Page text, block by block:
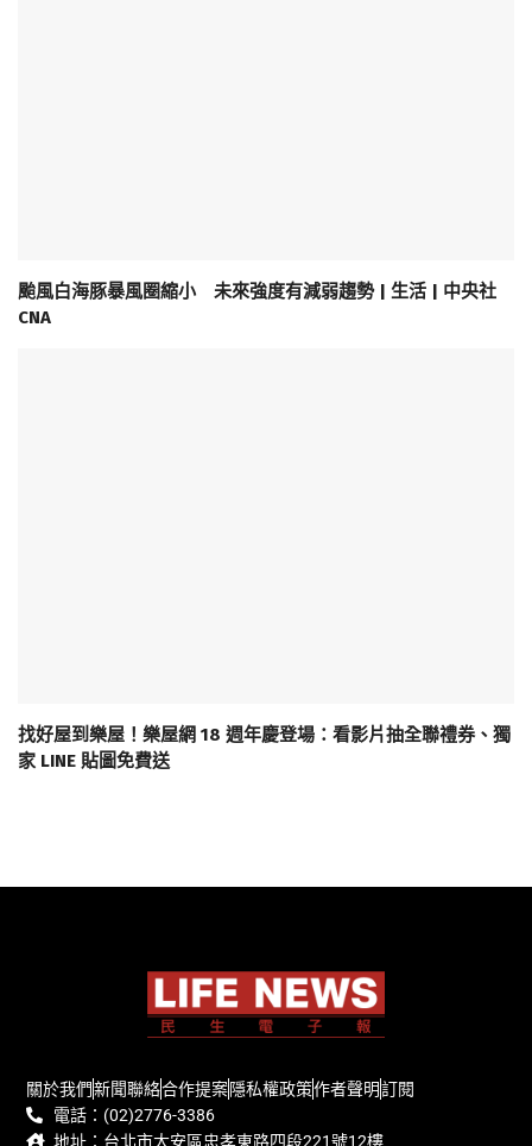
颱風白海豚暴風圈縮小 未來強度有減弱趨勢 | 生活 | 中央社
CNA
找好屋到樂屋！樂屋網 18 週年慶登場：看影片抽全聯禮券、獨
家 LINE 貼圖免費送
關於我們新聞聯絡合作提案隱私權政策作者聲明訂閱
電話：(02)2776-3386
地址：台北市大安區忠孝東路四段221號12樓